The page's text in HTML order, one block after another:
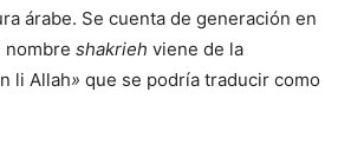
árabe. Se cuenta de generación en
nombre shakrieh viene de la
li Allah» que se podría traducir como